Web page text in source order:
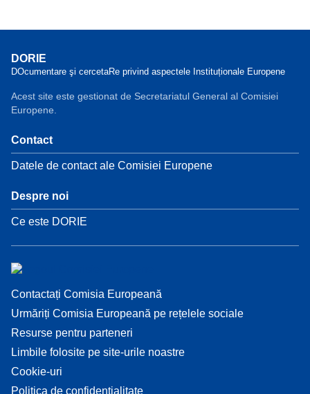
DORIE
DOcumentare şi cercetaRe privind aspectele Instituționale Europene
Acest site este gestionat de Secretariatul General al Comisiei
Europene.
Contact
Datele de contact ale Comisiei Europene
Despre noi
Ce este DORIE
Contactați Comisia Europeană
Urmăriți Comisia Europeană pe rețelele sociale
Resurse pentru parteneri
Limbile folosite pe site-urile noastre
Cookie-uri
Politica de confidențialitate